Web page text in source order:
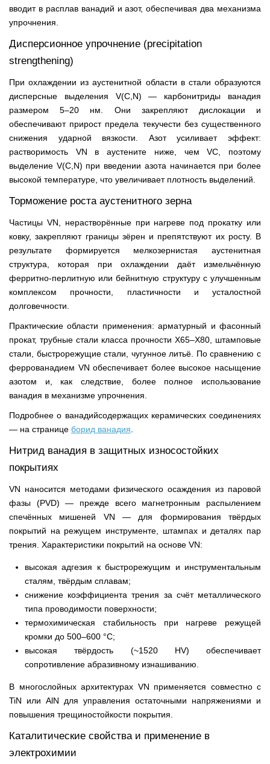
вводит в расплав ванадий и азот, обеспечивая два механизма
упрочнения.
Дисперсионное упрочнение (precipitation
strengthening)
При охлаждении из аустенитной области в стали образуются
дисперсные выделения V(C,N) — карбонитриды ванадия
размером 5–20 нм. Они закрепляют дислокации и
обеспечивают прирост предела текучести без существенного
снижения ударной вязкости. Азот усиливает эффект:
растворимость VN в аустените ниже, чем VC, поэтому
выделение V(C,N) при введении азота начинается при более
высокой температуре, что увеличивает плотность выделений.
Торможение роста аустенитного зерна
Частицы VN, нерастворённые при нагреве под прокатку или
ковку, закрепляют границы зёрен и препятствуют их росту. В
результате формируется мелкозернистая аустенитная
структура, которая при охлаждении даёт измельчённую
ферритно-перлитную или бейнитную структуру с улучшенным
комплексом прочности, пластичности и усталостной
долговечности.
Практические области применения: арматурный и фасонный
прокат, трубные стали класса прочности X65–X80, штамповые
стали, быстрорежущие стали, чугунное литьё. По сравнению с
феррованадием VN обеспечивает более высокое насыщение
азотом и, как следствие, более полное использование
ванадия в механизме упрочнения.
Подробнее о ванадийсодержащих керамических соединениях
— на странице борид ванадия
Нитрид ванадия в защитных износостойких
покрытиях
VN наносится методами физического осаждения из паровой
фазы (PVD) — прежде всего магнетронным распылением
спечённых мишеней VN — для формирования твёрдых
покрытий на режущем инструменте, штампах и деталях пар
трения. Характеристики покрытий на основе VN:
высокая адгезия к быстрорежущим и инструментальным
сталям, твёрдым сплавам;
снижение коэффициента трения за счёт металлического
типа проводимости поверхности;
термохимическая стабильность при нагреве режущей
кромки до 500–600 °С;
высокая твёрдость (~1520 HV) обеспечивает
сопротивление абразивному изнашиванию.
В многослойных архитектурах VN применяется совместно с
TiN или AlN для управления остаточными напряжениями и
повышения трещиностойкости покрытия.
Каталитические свойства и применение в
электрохимии